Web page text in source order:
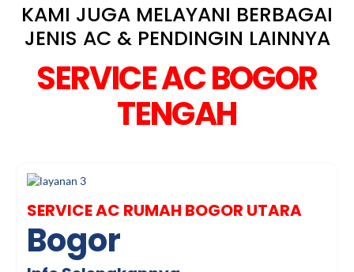
KAMI JUGA MELAYANI BERBAGAI
JENIS AC & PENDINGIN LAINNYA
SERVICE AC BOGOR
TENGAH
SERVICE AC RUMAH BOGOR UTARA
Bogor